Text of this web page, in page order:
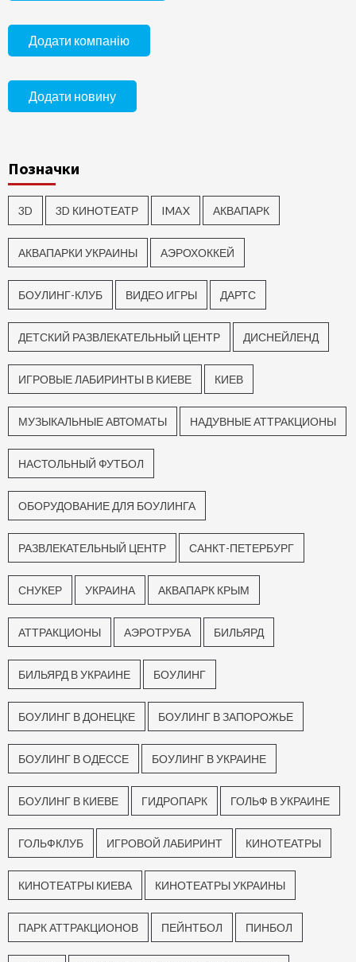
Додати компанію
Додати новину
Позначки
3D 3D КИНОТЕАТР IMAX АКВАПАРК
АКВАПАРКИ УКРАИНЫ АЭРОХОККЕЙ
БОУЛИНГ-КЛУБ ВИДЕО ИГРЫ ДАРТС
ДЕТСКИЙ РАЗВЛЕКАТЕЛЬНЫЙ ЦЕНТР ДИСНЕЙЛЕНД
ИГРОВЫЕ ЛАБИРИНТЫ В КИЕВЕ КИЕВ
МУЗЫКАЛЬНЫЕ АВТОМАТЫ НАДУВНЫЕ АТТРАКЦИОНЫ
НАСТОЛЬНЫЙ ФУТБОЛ
ОБОРУДОВАНИЕ ДЛЯ БОУЛИНГА
РАЗВЛЕКАТЕЛЬНЫЙ ЦЕНТР САНКТ-ПЕТЕРБУРГ
СНУКЕР УКРАИНА АКВАПАРК КРЫМ
АТТРАКЦИОНЫ АЭРОТРУБА БИЛЬЯРД
БИЛЬЯРД В УКРАИНЕ БОУЛИНГ
БОУЛИНГ В ДОНЕЦКЕ БОУЛИНГ В ЗАПОРОЖЬЕ
БОУЛИНГ В ОДЕССЕ БОУЛИНГ В УКРАИНЕ
БОУЛИНГ В КИЕВЕ ГИДРОПАРК ГОЛЬФ В УКРАИНЕ
ГОЛЬФКЛУБ ИГРОВОЙ ЛАБИРИНТ КИНОТЕАТРЫ
КИНОТЕАТРЫ КИЕВА КИНОТЕАТРЫ УКРАИНЫ
ПАРК АТТРАКЦИОНОВ ПЕЙНТБОЛ ПИНБОЛ